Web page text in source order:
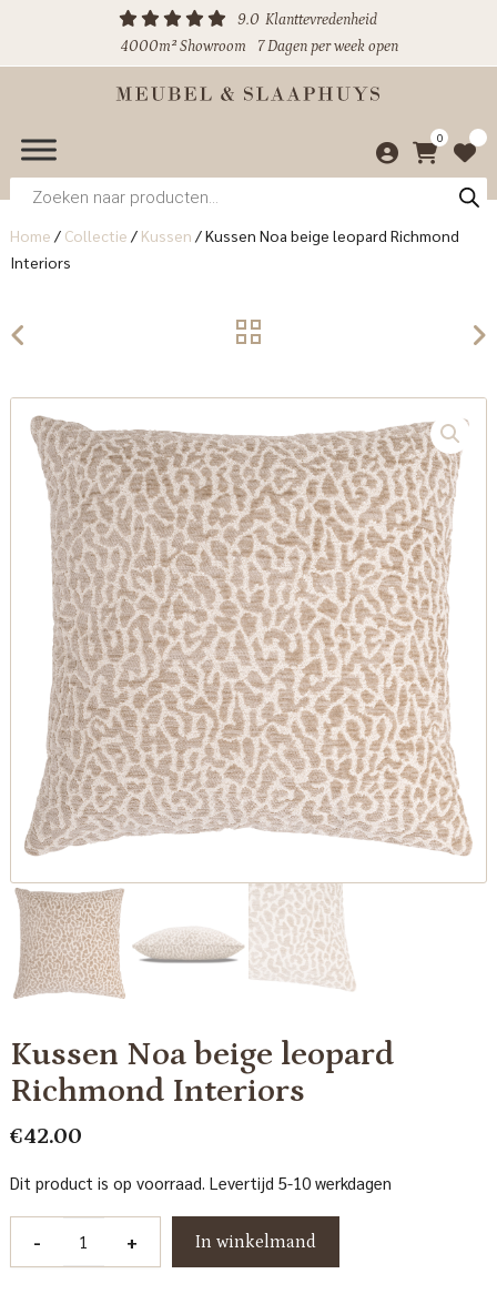
9.0 Klanttevredenheid
4000m² Showroom
7 Dagen per week open
0
Producten
zoeken
Home / Collectie / Kussen /Kussen Noa beige leopard Richmond
Interiors
Kussen Noa beige leopard
Richmond Interiors
€42.00
Dit product is op voorraad. Levertijd 5-10 werkdagen
- + In winkelmand